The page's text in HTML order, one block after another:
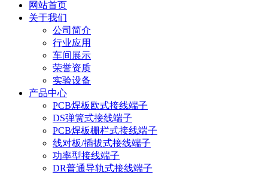
网站首页
关于我们
公司简介
行业应用
车间展示
荣誉资质
实验设备
产品中心
PCB焊板欧式接线端子
DS弹簧式接线端子
PCB焊板栅栏式接线端子
线对板/插拔式接线端子
功率型接线端子
DR普通导轨式接线端子